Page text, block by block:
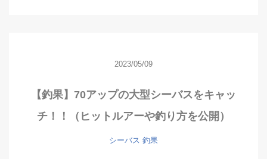
2023/05/09
【釣果】70アップの大型シーバスをキャッ
チ！！（ヒットルアーや釣り方を公開）
シーバス 釣果